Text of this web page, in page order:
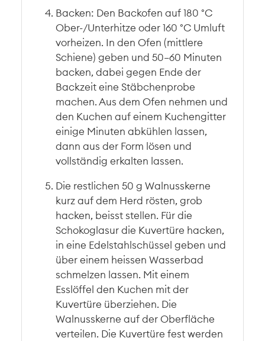
Backen: Den Backofen auf 180 °C
Ober-/Unterhitze oder 160 °C Umluft
vorheizen. In den Ofen (mittlere
Schiene) geben und 50–60 Minuten
backen, dabei gegen Ende der
Backzeit eine Stäbchenprobe
machen. Aus dem Ofen nehmen und
den Kuchen auf einem Kuchengitter
einige Minuten abkühlen lassen,
dann aus der Form lösen und
vollständig erkalten lassen.
Die restlichen 50 g Walnusskerne
kurz auf dem Herd rösten, grob
hacken, beisst stellen. Für die
Schokoglasur die Kuvertüre hacken,
in eine Edelstahlschüssel geben und
über einem heissen Wasserbad
schmelzen lassen. Mit einem
Esslöffel den Kuchen mit der
Kuvertüre überziehen. Die
Walnusskerne auf der Oberfläche
verteilen. Die Kuvertüre fest werden